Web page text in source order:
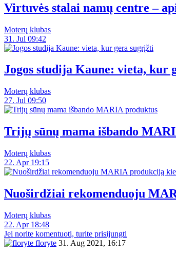
Virtuvės stalai namų centre –
Moterų klubas
31. Jul 09:42
Jogos studija Kaune: vieta, kur
Moterų klubas
27. Jul 09:50
Trijų sūnų mama išbando
Moterų klubas
22. Apr 19:15
Nuoširdžiai rekomenduoju
Moterų klubas
22. Apr 18:48
Jei norite komentuoti, turite prisijungti
floryte 31. Aug 2021, 16:17